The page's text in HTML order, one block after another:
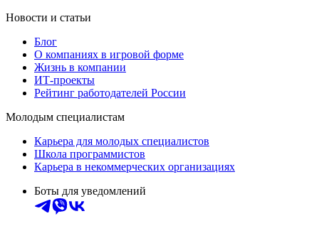
Новости и статьи
Блог
О компаниях в игровой форме
Жизнь в компании
ИТ-проекты
Рейтинг работодателей России
Молодым специалистам
Карьера для молодых специалистов
Школа программистов
Карьера в некоммерческих организациях
Боты для уведомлений